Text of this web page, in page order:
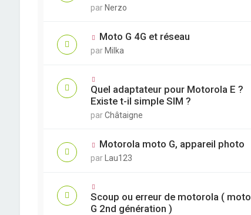
par Nerzo
Moto G 4G et réseau
par Milka
Quel adaptateur pour Motorola E ?
Existe t-il simple SIM ?
parChâtaigne
Motorola moto G, appareil photo
par Lau123
Scoup ou erreur de motorola ( moto
G 2nd génération )